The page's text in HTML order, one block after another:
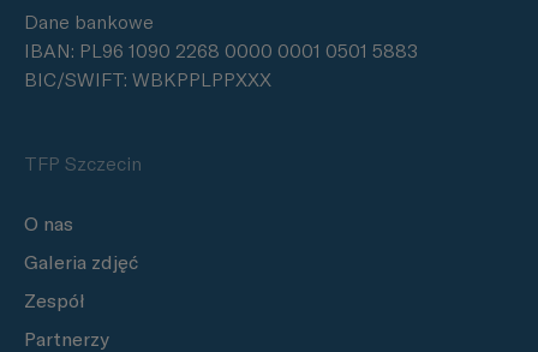
Dane bankowe
IBAN: PL96 1090 2268 0000 0001 0501 5883
BIC/SWIFT: WBKPPLPPXXX
TFP Szczecin
O nas
Galeria zdjęć
Zespół
Partnerzy